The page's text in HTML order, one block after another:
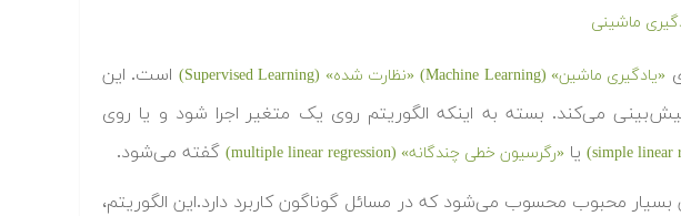
ماشینی
«یادگیری ماشین» (Machine Learning) «نظارت شده» (Supervised Learning)
است. این
می‌کند. بسته به اینکه الگوریتم روی یک متغیر اجرا شود و یا روی
یا «رگرسیون خطی چندگانه» (multiple linear regression) گفته می‌شود.
محبوب محسوب می‌شود که در مسائل گوناگون کاربرد دارد.این الگوریتم،